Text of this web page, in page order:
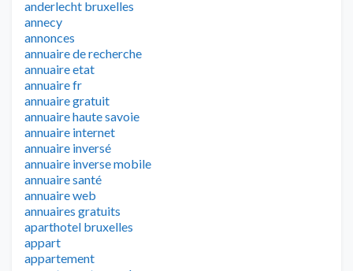
anderlecht bruxelles
annecy
annonces
annuaire de recherche
annuaire etat
annuaire fr
annuaire gratuit
annuaire haute savoie
annuaire internet
annuaire inversé
annuaire inverse mobile
annuaire santé
annuaire web
annuaires gratuits
aparthotel bruxelles
appart
appartement